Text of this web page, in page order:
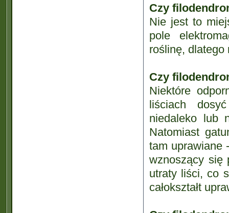
Czy
Nie jest to
pole
roślinę, dlatego
Czy
Niektóre
liściach
niedaleko lub
Natomiast
tam uprawiane
wznoszący się
utraty liści, co
całokształt